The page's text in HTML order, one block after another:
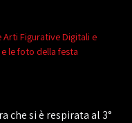
Arti Figurative Digitali e
le foto della festa
che si è respirata al 3°